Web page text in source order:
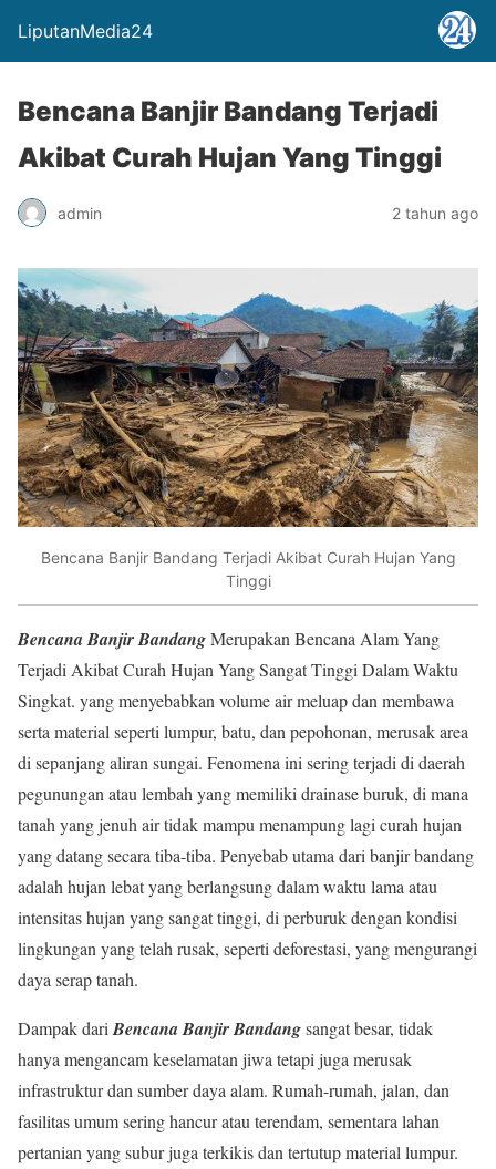
LiputanMedia24
Bencana Banjir Bandang Terjadi
Akibat Curah Hujan Yang Tinggi
admin 2 tahun ago
Bencana Banjir Bandang Terjadi Akibat Curah Hujan Yang
Tinggi
Bencana Banjir BandangMerupakan Bencana Alam Yang
Terjadi Akibat Curah Hujan Yang Sangat Tinggi Dalam Waktu
Singkat. yang menyebabkan volume air meluap dan membawa
serta material seperti lumpur, batu, dan pepohonan, merusak area
di sepanjang aliran sungai. Fenomena ini sering terjadi di daerah
pegunungan atau lembah yang memiliki drainase buruk, di mana
tanah yang jenuh air tidak mampu menampung lagi curah hujan
yang datang secara tiba-tiba. Penyebab utama dari banjir bandang
adalah hujan lebat yang berlangsung dalam waktu lama atau
intensitas hujan yang sangat tinggi, di perburuk dengan kondisi
lingkungan yang telah rusak, seperti deforestasi, yang mengurangi
daya serap tanah.
Dampak dari Bencana Banjir Bandangsangat besar, tidak
hanya mengancam keselamatan jiwa tetapi juga merusak
infrastruktur dan sumber daya alam. Rumah-rumah, jalan, dan
fasilitas umum sering hancur atau terendam, sementara lahan
pertanian yang subur juga terkikis dan tertutup material lumpur.